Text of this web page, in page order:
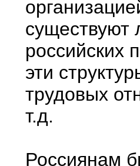
существуют
российских
эти
трудовых
т.д.
Россиянам